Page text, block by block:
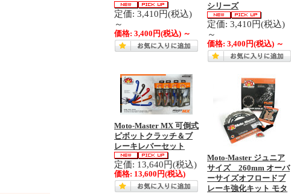
定価: 3,410円(税込)
～
価格:3,400円(税込) ～
シリーズ
定価: 3,410円(税込)
～
価格:3,400円(税込) ～
Moto-Master MX 可倒式
ピボットクラッチ＆ブ
レーキレバーセット
定価: 13,640円(税込)
価格: 13,600円(税込)
Moto-Master ジュニア
サイズ 260mm オーバ
ーサイズオフロードブ
レーキ強化キット モタ